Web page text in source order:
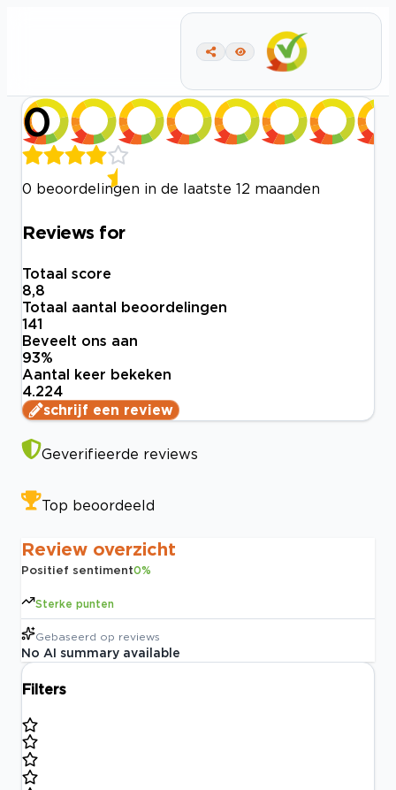
0
0 beoordelingen in de laatste 12 maanden
Reviews for
Totaal score
8,8
Totaal aantal beoordelingen
141
Beveelt ons aan
93%
Aantal keer bekeken
4.224
schrijf een review
Geverifieerde reviews
Top beoordeeld
Review overzicht
Positief sentiment0%
Sterke punten
Gebaseerd op reviews
No AI summary available
Filters